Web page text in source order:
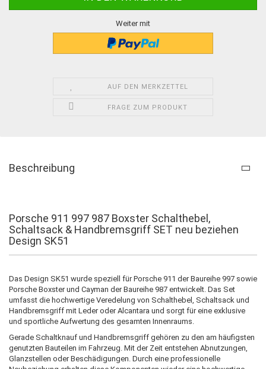
Weiter mit
AUF DEN MERKZETTEL
FRAGE ZUM PRODUKT
Beschreibung
Porsche 911 997 987 Boxster Schalthebel,
Schaltsack & Handbremsgriff SET neu beziehen
Design SK51
Das Design SK51 wurde speziell für Porsche 911 der Baureihe 997 sowie
Porsche Boxster und Cayman der Baureihe 987 entwickelt. Das Set
umfasst die hochwertige Veredelung von Schalthebel, Schaltsack und
Handbremsgriff mit Leder oder Alcantara und sorgt für eine exklusive
und sportliche Aufwertung des gesamten Innenraums.
Gerade Schaltknauf und Handbremsgriff gehören zu den am häufigsten
genutzten Bauteilen im Fahrzeug. Mit der Zeit entstehen Abnutzungen,
Glanzstellen oder Beschädigungen. Durch eine professionelle